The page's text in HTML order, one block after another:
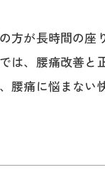
が長時間の
、腰痛改善
痛に悩まな